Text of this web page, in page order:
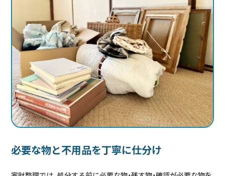
必要な物と不用品を丁寧に仕分け